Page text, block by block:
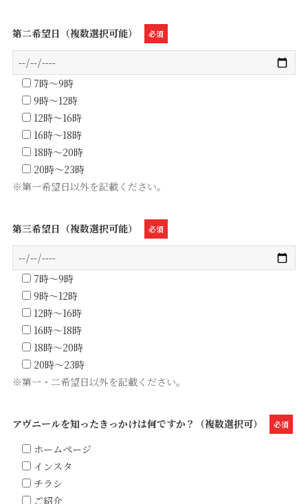
第二希望日（複数選択可能） 必須
7時～9時
9時～12時
12時～16時
16時～18時
18時～20時
20時～23時
※第一希望日以外を記載ください。
第三希望日（複数選択可能） 必須
7時～9時
9時～12時
12時～16時
16時～18時
18時～20時
20時～23時
※第一・二希望日以外を記載ください。
アヴニールを知ったきっかけは何ですか？（複数選択可） 必須
ホームページ
インスタ
チラシ
ご紹介